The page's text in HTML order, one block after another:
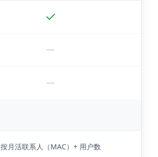
按月活联系人（MAC）+ 用户数